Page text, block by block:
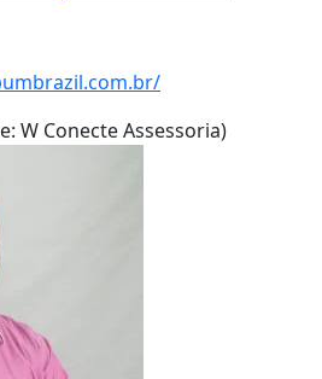
W Conecte Assessoria)